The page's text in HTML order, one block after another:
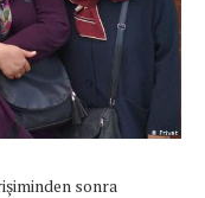
sonra